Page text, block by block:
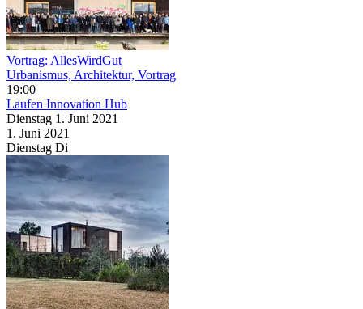
Vortrag: AllesWirdGut
Urbanismus, Architektur, Vortrag
19:00
Laufen Innovation Hub
Dienstag 1. Juni 2021
1. Juni 2021
Dienstag Di